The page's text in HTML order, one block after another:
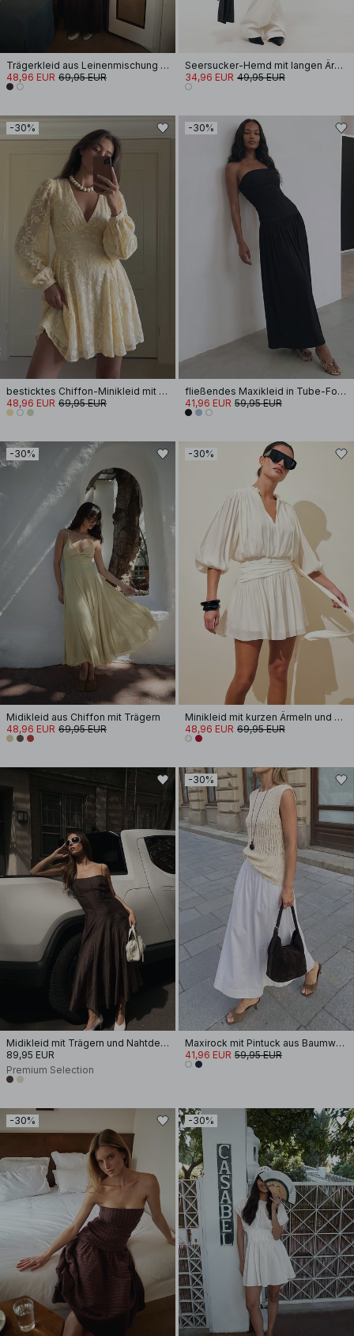
Trägerkleid aus Leinenmischung mit Krinkel-Effekt
48,96 EUR 69,95 EUR
Seersucker-Hemd mit langen Ärmeln
34,96 EUR 49,95 EUR
-30%
besticktes Chiffon-Minikleid mit langen Ärmeln
48,96 EUR 69,95 EUR
-30%
fließendes Maxikleid in Tube-Form
41,96 EUR 59,95 EUR
-30%
Midikleid aus Chiffon mit Trägern
48,96 EUR 69,95 EUR
-30%
Minikleid mit kurzen Ärmeln und Schnürung an der Taille
48,96 EUR 69,95 EUR
Midikleid mit Trägern und Nahtdetail
89,95 EUR
Premium Selection
-30%
Maxirock mit Pintuck aus Baumwolle
41,96 EUR 59,95 EUR
-30% -30%